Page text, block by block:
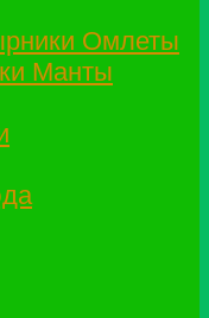
Омлеты
Манты